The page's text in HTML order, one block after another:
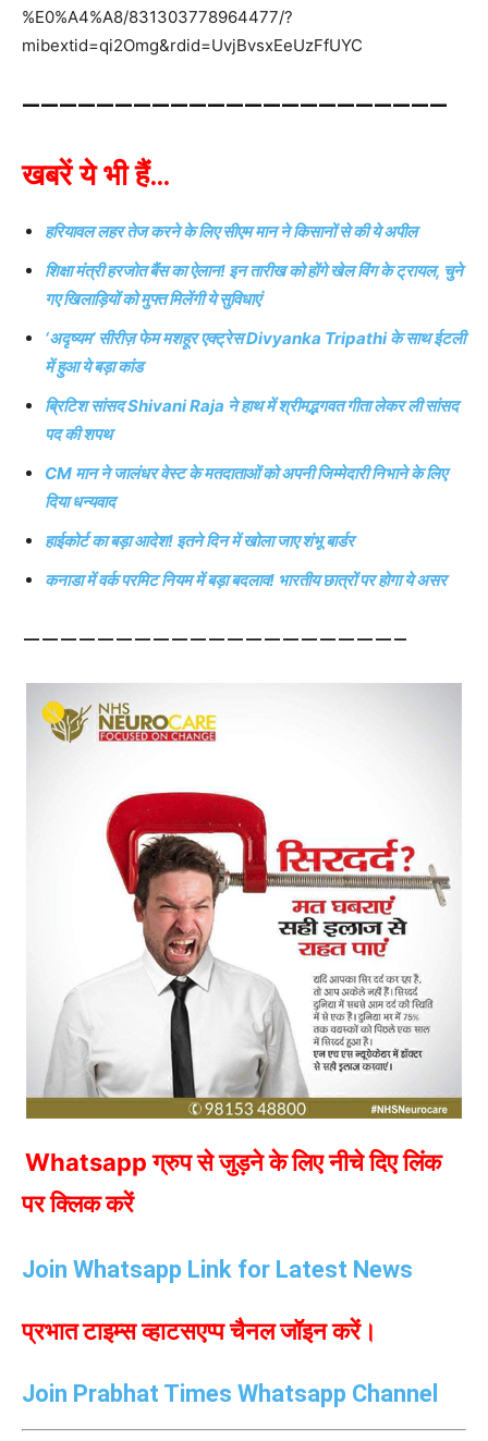
%E0%A4%A8/831303778964477/?
mibextid=qi2Omg&rdid=UvjBvsxEeUzFfUYC
———————————————————————
खबरें ये भी हैं…
हरियावल लहर तेज करने के लिए सीएम मान ने किसानों से की ये अपील
शिक्षा मंत्री हरजोत बैंस का ऐलान! इन तारीख को होंगे खेल विंग के ट्रायल, चुने
गए खिलाड़ियों को मुफ्त मिलेंगी ये सुविधाएं
‘अदृष्यम’ सीरीज़ फेम मशहूर एक्ट्रेस Divyanka Tripathi के साथ ईटली
में हुआ ये बड़ा कांड
ब्रिटिश सांसद Shivani Raja ने हाथ में श्रीमद्भगवत गीता लेकर ली सांसद
पद की शपथ
CM मान ने जालंधर वेस्ट के मतदाताओं को अपनी जिम्मेदारी निभाने के लिए
दिया धन्यवाद
हाईकोर्ट का बड़ा आदेश! इतने दिन में खोला जाए शंभू बार्डर
कनाडा में वर्क परमिट नियम में बड़ा बदलाव! भारतीय छात्रों पर होगा ये असर
————————————————————–
Whatsapp ग्रुप से जुड़ने के लिए नीचे दिए लिंक
पर क्लिक करें
Join Whatsapp Link for Latest News
प्रभात टाइम्स व्हाटसएप्प चैनल जॉइन करें।
Join Prabhat Times Whatsapp Channel